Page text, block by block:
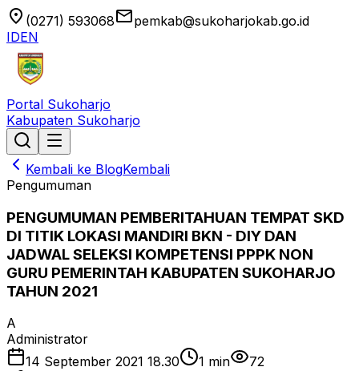
location_on (0271) 593068emailpemkab@sukoharjokab.go.id
IDEN
Portal Sukoharjo
Kabupaten Sukoharjo
Kembali ke BlogKembali
Pengumuman
PENGUMUMAN PEMBERITAHUAN TEMPAT SKD
DI TITIK LOKASI MANDIRI BKN - DIY DAN
JADWAL SELEKSI KOMPETENSI PPPK NON
GURU PEMERINTAH KABUPATEN SUKOHARJO
TAHUN 2021
A
Administrator
14 September 2021 18.30
1 min
72